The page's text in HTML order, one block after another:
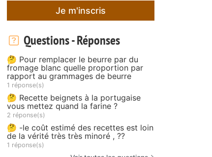
Je m'inscris
Questions - Réponses
🤔 Pour remplacer le beurre par du
fromage blanc quelle proportion par
rapport au grammages de beurre
1 réponse(s)
🤔 Recette beignets à la portugaise
vous mettez quand la farine ?
2 réponse(s)
🤔 -le coût estimé des recettes est loin
de la vérité très très minoré , ??
1 réponse(s)